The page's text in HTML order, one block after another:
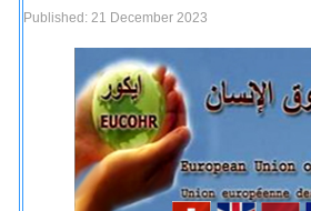
Published: 21 December 2023